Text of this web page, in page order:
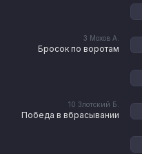
3 Мохов А.
Бросок по воротам
10 Злотский Б.
Победа в вбрасывании